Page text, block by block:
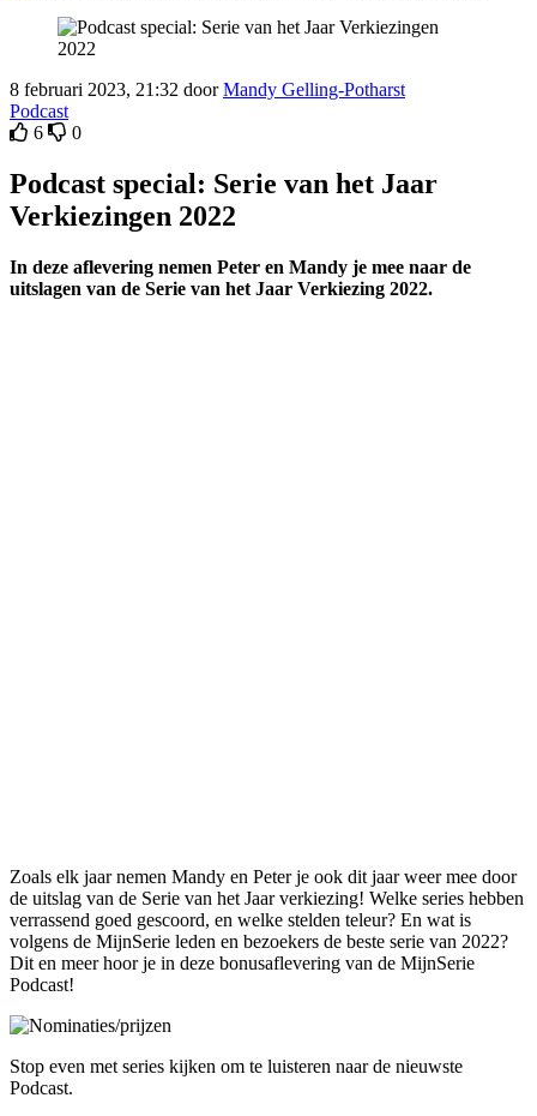
8 februari 2023, 21:32 doorMandy Gelling-Potharst
Podcast
6
0
Podcast special: Serie van het Jaar
Verkiezingen 2022
In deze aflevering nemen Peter en Mandy je mee naar de
uitslagen van de Serie van het Jaar Verkiezing 2022.
Zoals elk jaar nemen Mandy en Peter je ook dit jaar weer mee door
de uitslag van de Serie van het Jaar verkiezing! Welke series hebben
verrassend goed gescoord, en welke stelden teleur? En wat is
volgens de MijnSerie leden en bezoekers de beste serie van 2022?
Dit en meer hoor je in deze bonusaflevering van de MijnSerie
Podcast!
Stop even met series kijken om te luisteren naar de nieuwste
Podcast.